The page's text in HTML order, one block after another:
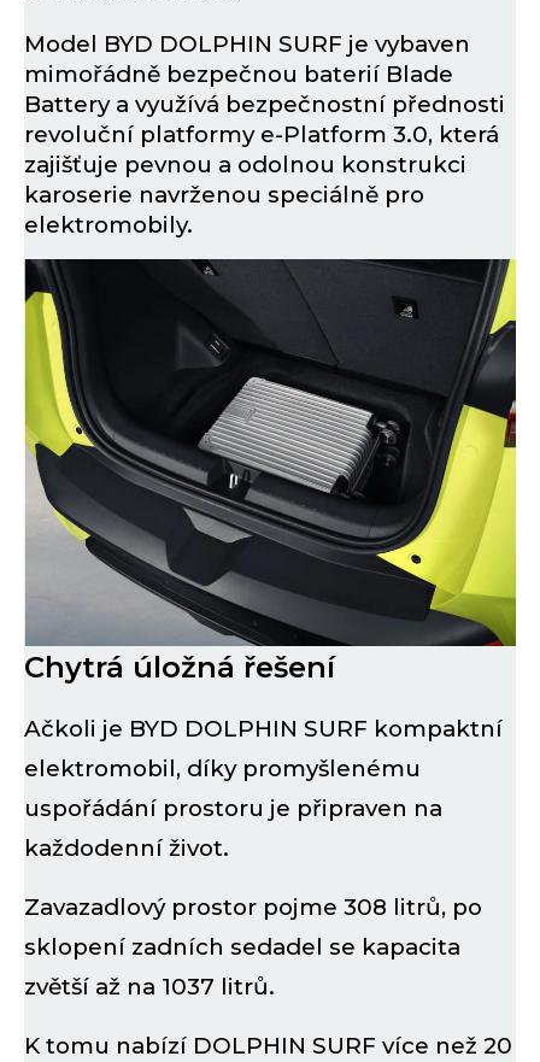
Model BYD DOLPHIN SURF je vybaven
mimořádně bezpečnou baterií Blade
Battery a využívá bezpečnostní přednosti
revoluční platformy e-Platform 3.0, která
zajišťuje pevnou a odolnou konstrukci
karoserie navrženou speciálně pro
elektromobily.
Chytrá úložná řešení
Ačkoli je BYD DOLPHIN SURF kompaktní
elektromobil, díky promyšlenému
uspořádání prostoru je připraven na
každodenní život.
Zavazadlový prostor pojme 308 litrů, po
sklopení zadních sedadel se kapacita
zvětší až na 1037 litrů.
K tomu nabízí DOLPHIN SURF více než 20